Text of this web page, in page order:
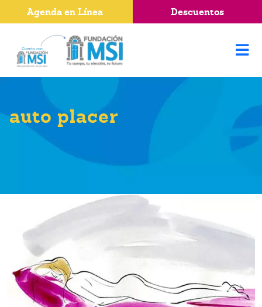
auto placer
Agenda en Línea Descuentos